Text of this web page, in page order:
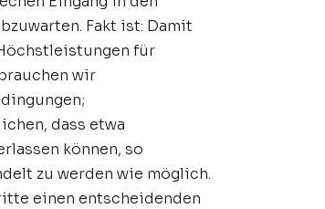
Fakt ist: Damit
für
wir
dass etwa
können, so
zu werden wie möglich.
einen entscheidenden